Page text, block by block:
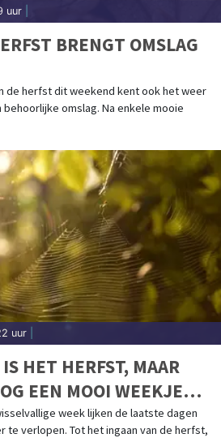
uur
BRENGT OMSLAG
de herfst dit weekend kent ook het weer
omslag. Na enkele mooie
uur
HET HERFST, MAAR
EEN MOOI WEEKJE
week lijken de laatste dagen
te verlopen. Tot het ingaan van de herfst,